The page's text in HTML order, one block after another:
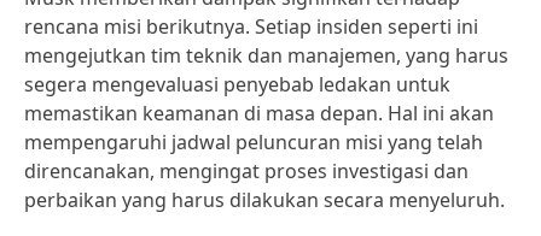
rencana misi berikutnya. Setiap insiden seperti ini
mengejutkan tim teknik dan manajemen, yang harus
segera mengevaluasi penyebab ledakan untuk
memastikan keamanan di masa depan. Hal ini akan
mempengaruhi jadwal peluncuran misi yang telah
direncanakan, mengingat proses investigasi dan
perbaikan yang harus dilakukan secara menyeluruh.